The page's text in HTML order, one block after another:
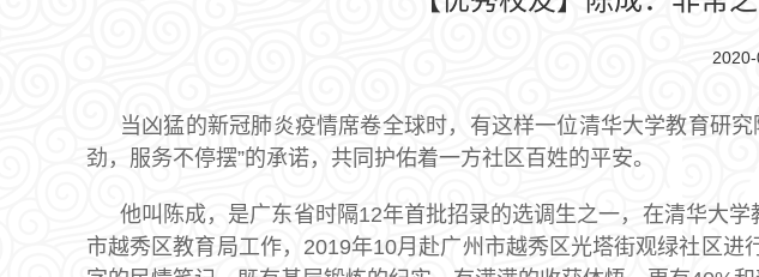
当凶猛的新冠肺炎疫情席卷全球时，有这样一位清华大学教育研
劲，服务不停摆”的承诺，共同护佑着一方社区百姓的平安。
他叫陈成，是广东省时隔12年首批招录的选调生之一，在清华大
市越秀区教育局工作，2019年10月赴广州市越秀区光塔街观绿社区